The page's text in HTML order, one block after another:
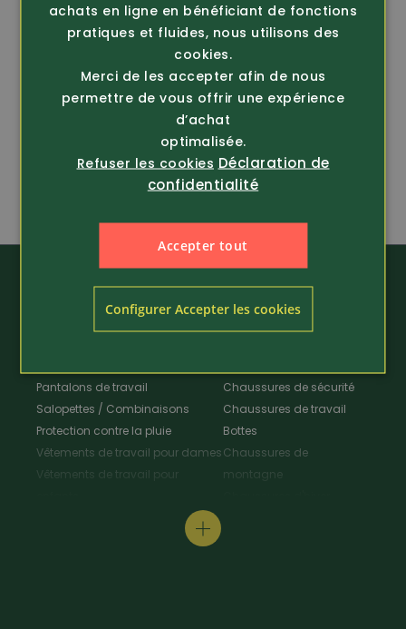
Article 327410
Mechanix
Article 327142
Mechanix
Gant de travail Fastfit
en cuir
39.80
Pantalons de travail
Salopettes / Combinaisons
Protection contre la pluie
Vêtements de travail pour dames
Vêtements de travail pour
Tabliers & Manteaux de travail
Chaussures de sécurité
Chaussures de travail
Bottes
Chaussures de
montagne
achats en ligne en bénéficiant de fonctions
pratiques et fluides, nous utilisons des
cookies.
Merci de les accepter afin de nous
permettre de vous offrir une expérience
d’achat
optimalisée.
Refuser les cookies Déclaration de
confidentialité
Accepter tout
Configurer Accepter les cookies